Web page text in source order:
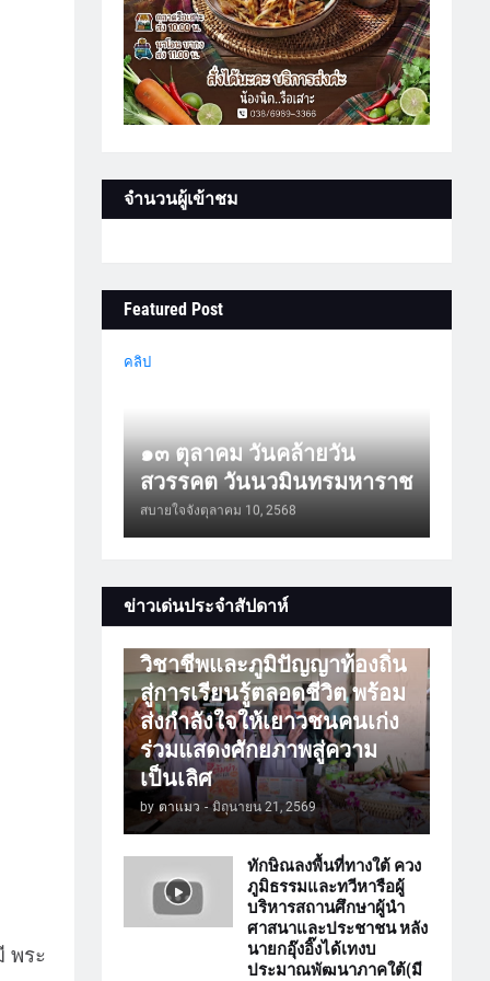
พระ
จำนวนผู้เข้าชม
Featured Post
คลิป
๑๓ ตุลาคม วันคล้ายวัน
สวรรคต วันนวมินทรมหาราช
สบายใจจังตุลาคม 10, 2568
ข่าวเด่นประจำสัปดาห์
การศึกษา
วิชาชีพและภูมิปัญญาท้องถิ่น
สู่การเรียนรู้ตลอดชีวิต พร้อม
ส่งกำลังใจให้เยาวชนคนเก่ง
ร่วมแสดงศักยภาพสู่ความ
เป็นเลิศ
by ตาแมว - มิถุนายน 21, 2569
ทักษิณลงพื้นที่ทางใต้ ควง
ภูมิธรรมและทวีหารือผู้
บริหารสถานศึกษาผู้นำ
ศาสนาและประชาชน หลัง
นายกอุ๊งอิ๊งได้เทงบ
ประมาณพัฒนาภาคใต้(มี